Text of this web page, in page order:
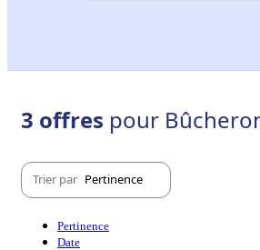
3 offres pour
Trier par Pertinence
Pertinence
Date